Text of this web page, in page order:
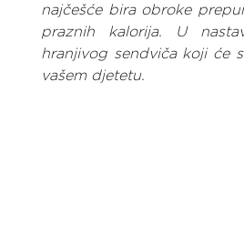
najčešće bira obroke
praznih kalorija. U
hranjivog sendviča koji će
vašem djetetu.